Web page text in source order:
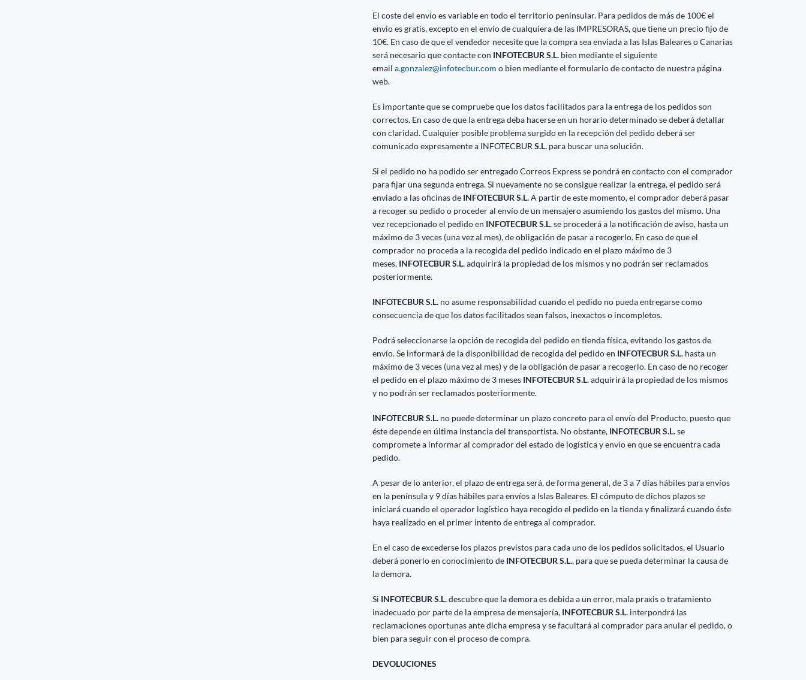
El coste del envío es variable en todo el territorio peninsular. Para pedidos de más de 100€ el
envío es gratis, excepto en el envío de cualquiera de las IMPRESORAS,que tiene un precio fijo de
10€. En caso de que el vendedor necesite que la compra sea enviada a las Islas Baleares o Canarias
será necesario que contacte con INFOTECBUR S.L. bien mediante el siguiente
email a.gonzalez@infotecbur.com o bien mediante el formulario de contacto de nuestra página
web.
Es importante que se compruebe que los datos facilitados para la entrega de los pedidos son
correctos. En caso de que la entrega deba hacerse en un horario determinado se deberá detallar
con claridad. Cualquier posible problema surgido en la recepción del pedido deberá ser
comunicado expresamente a INFOTECBUR S.L. para buscar una solución.
Si el pedido no ha podido ser entregado Correos Express se pondrá en contacto con el comprador
para fijar una segunda entrega. Si nuevamente no se consigue realizar la entrega, el pedido será
enviado a las oficinas de INFOTECBUR S.L.A partir de este momento, el comprador deberá pasar
a recoger su pedido o proceder al envío de un mensajero asumiendo los gastos del mismo. Una
vez recepcionado el pedido en INFOTECBUR S.L.se procederá a la notificación de aviso, hasta un
máximo de 3 veces (una vez al mes), de obligación de pasar a recogerlo. En caso de que el
comprador no proceda a la recogida del pedido indicado en el plazo máximo de 3
meses, INFOTECBUR S.L.adquirirá la propiedad de los mismos y no podrán ser reclamados
posteriormente.
INFOTECBUR S.L. no asume responsabilidad cuando el pedido no pueda entregarse como
consecuencia de que los datos facilitados sean falsos, inexactos o incompletos.
Podrá seleccionarse la opción de recogida del pedido en tienda física, evitando los gastos de
envío. Se informará de la disponibilidad de recogida del pedido en INFOTECBUR S.L. hasta un
máximo de 3 veces (una vez al mes) y de la obligación de pasar a recogerlo. En caso de no recoger
el pedido en el plazo máximo de 3 meses INFOTECBUR S.L.adquirirá la propiedad de los mismos
y no podrán ser reclamados posteriormente.
INFOTECBUR S.L. no puede determinar un plazo concreto para el envío del Producto, puesto que
éste depende en última instancia del transportista. No obstante, INFOTECBUR S.L.se
compromete a informar al comprador del estado de logística y envío en que se encuentra cada
pedido.
A pesar de lo anterior, el plazo de entrega será, de forma general, de 3 a 7 días hábiles para envíos
en la península y 9 días hábiles para envíos a Islas Baleares. El cómputo de dichos plazos se
iniciará cuando el operador logístico haya recogido el pedido en la tienda y finalizará cuando éste
haya realizado en el primer intento de entrega al comprador.
En el caso de excederse los plazos previstos para cada uno de los pedidos solicitados, el Usuario
deberá ponerlo en conocimiento de INFOTECBUR S.L., para que se pueda determinar la causa de
la demora.
Si INFOTECBUR S.L.descubre que la demora es debida a un error, mala praxis o tratamiento
inadecuado por parte de la empresa de mensajería, INFOTECBUR S.L. interpondrá las
reclamaciones oportunas ante dicha empresa y se facultará al comprador para anular el pedido, o
bien para seguir con el proceso de compra.
DEVOLUCIONES